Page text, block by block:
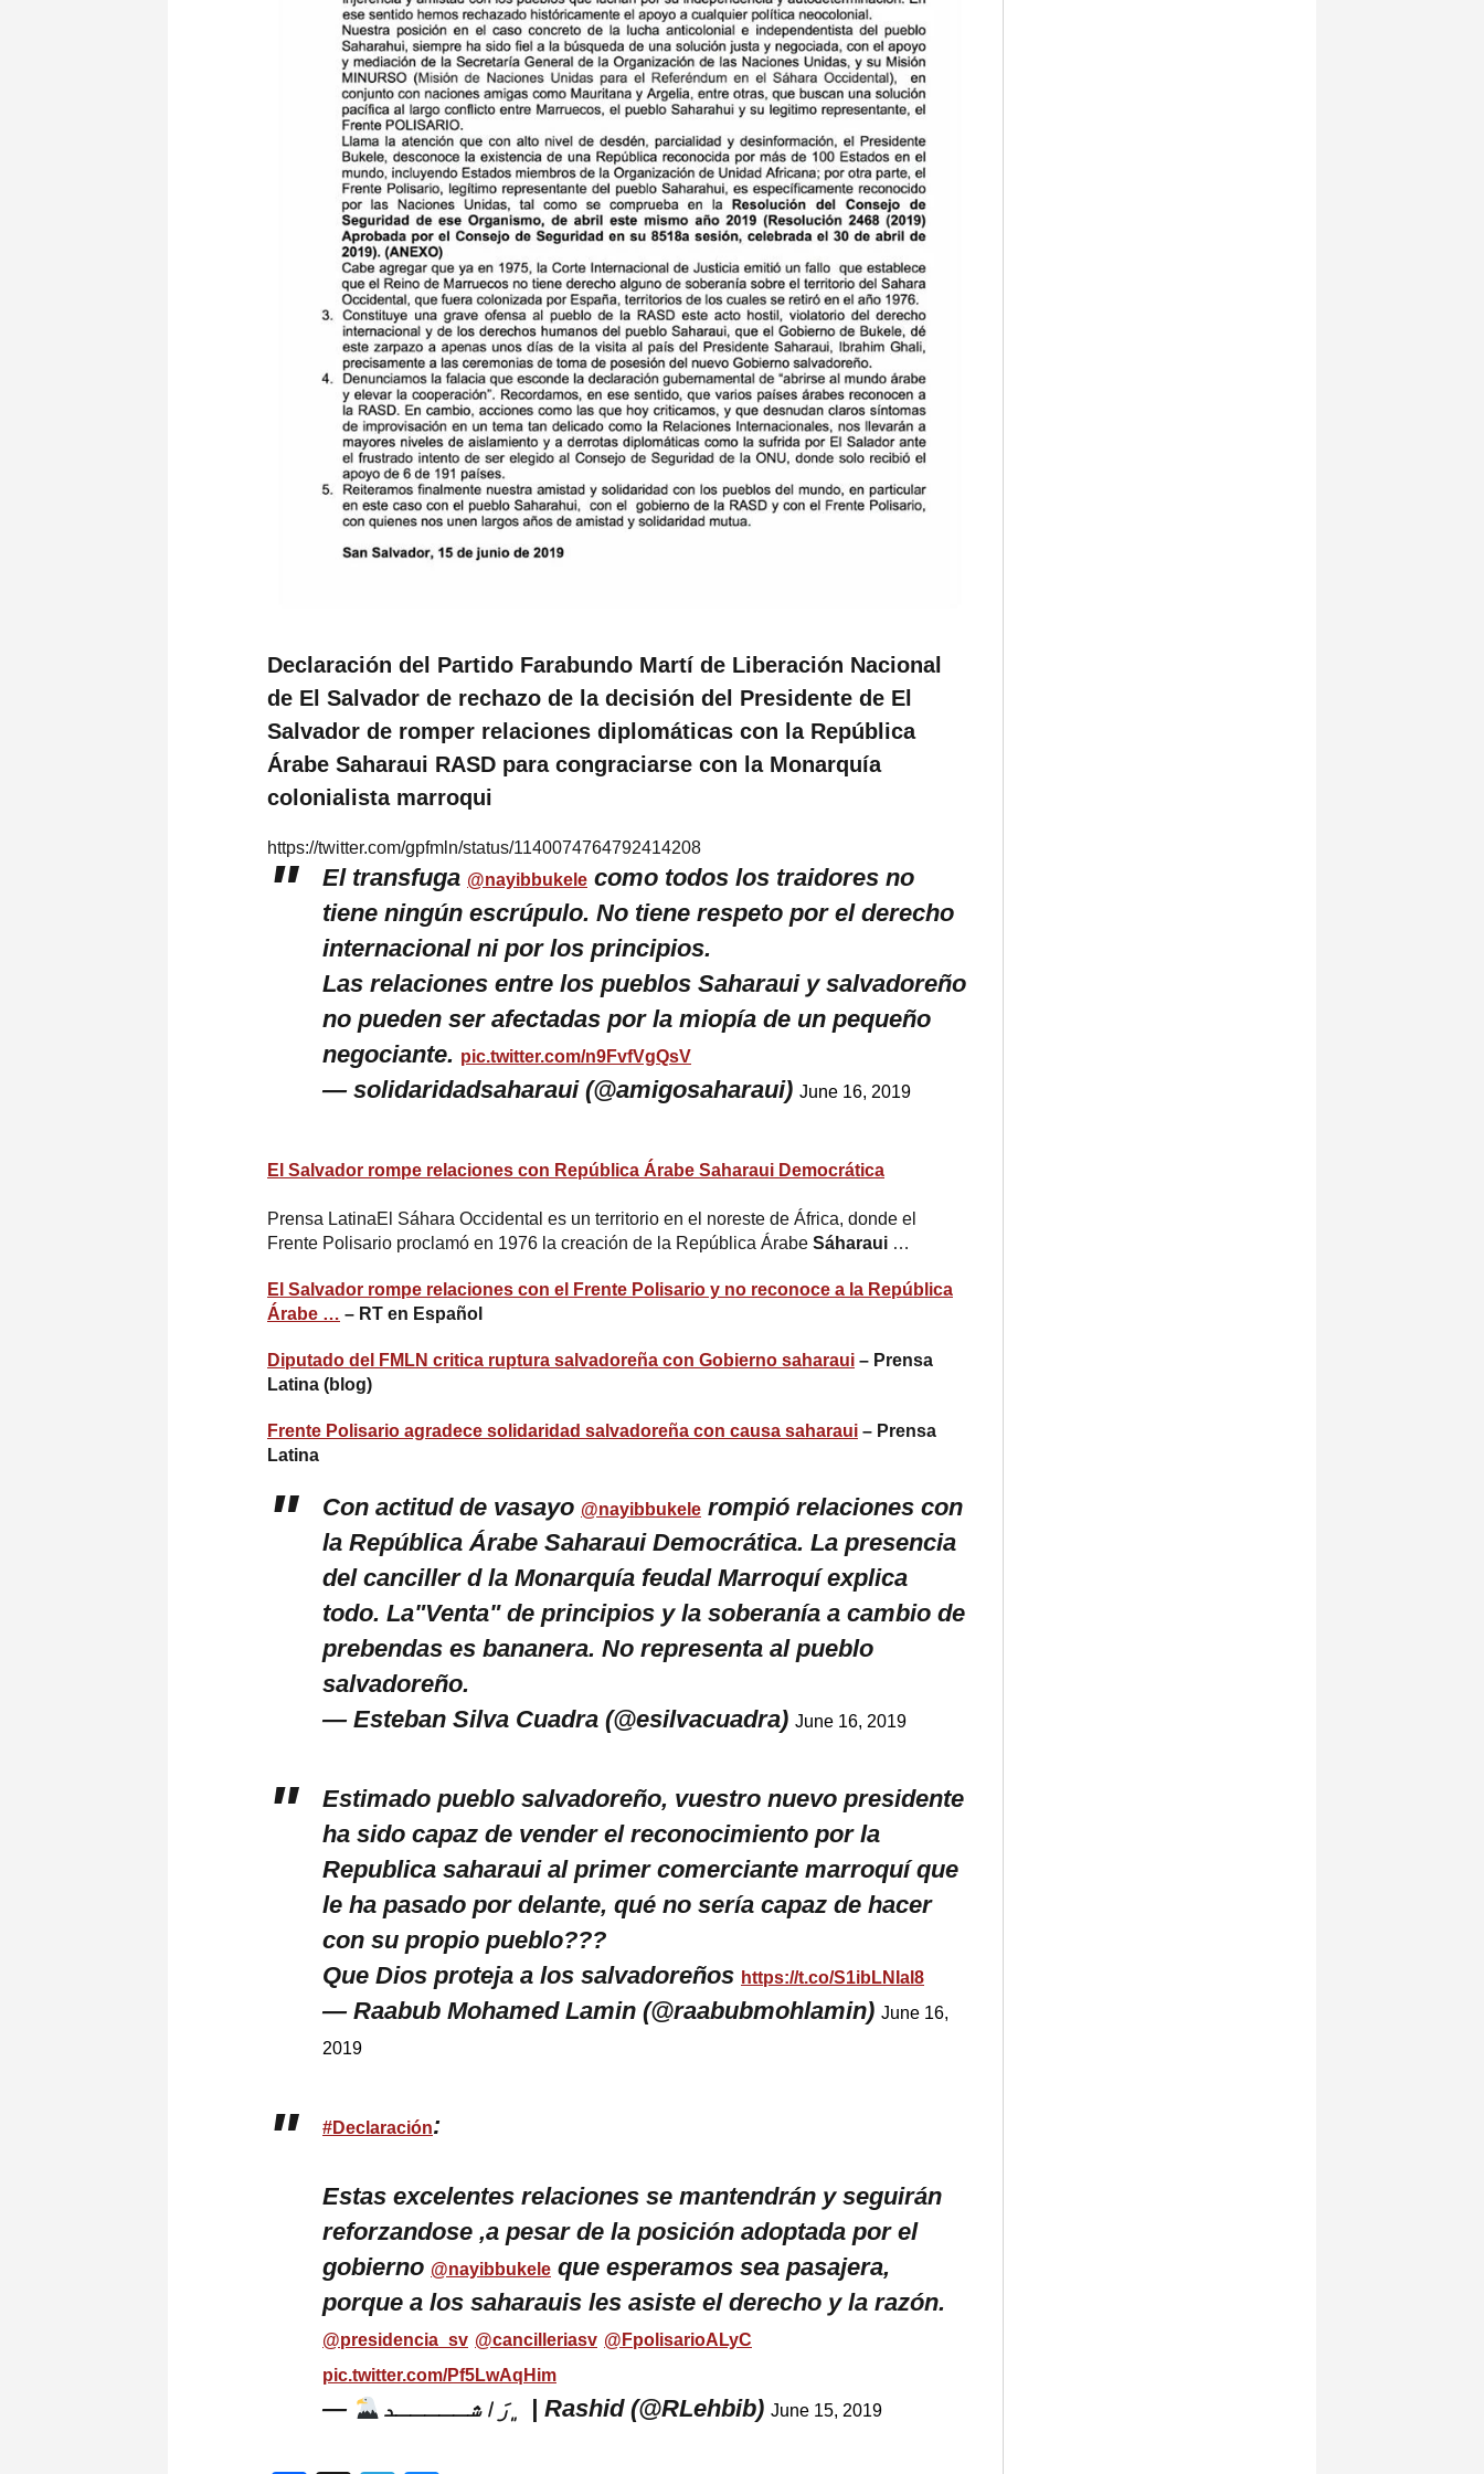
Declaración del Partido Farabundo Martí de Liberación Nacional
de El Salvador de rechazo de la decisión del Presidente de El
Salvador de romper relaciones diplomáticas con la República
Árabe Saharaui RASD para congraciarse con la Monarquía
colonialista marroqui
https://twitter.com/gpfmln/status/1140074764792414208
El transfuga @nayibbukele como todos los traidores no
tiene ningún escrúpulo. No tiene respeto por el derecho
internacional ni por los principios.
Las relaciones entre los pueblos Saharaui y salvadoreño
no pueden ser afectadas por la miopía de un pequeño
negociante. pic.twitter.com/n9FvfVgQsV
— solidaridadsaharaui (@amigosaharaui) June 16, 2019
El Salvador rompe relaciones con República Árabe Saharaui Democrática
Prensa LatinaEl Sáhara Occidental es un territorio en el noreste de África, donde el
Frente Polisario proclamó en 1976 la creación de la República Árabe Sáharaui …
El Salvador rompe relaciones con el Frente Polisario y no reconoce a la República
Árabe … – RT en Español
Diputado del FMLN critica ruptura salvadoreña con Gobierno saharaui – Prensa
Latina (blog)
Frente Polisario agradece solidaridad salvadoreña con causa saharaui – Prensa
Latina
Con actitud de vasayo @nayibbukele rompió relaciones con
la República Árabe Saharaui Democrática. La presencia
del canciller d la Monarquía feudal Marroquí explica
todo. La"Venta" de principios y la soberanía a cambio de
prebendas es bananera. No representa al pueblo
salvadoreño.
— Esteban Silva Cuadra (@esilvacuadra) June 16, 2019
Estimado pueblo salvadoreño, vuestro nuevo presidente
ha sido capaz de vender el reconocimiento por la
Republica saharaui al primer comerciante marroquí que
le ha pasado por delante, qué no sería capaz de hacer
con su propio pueblo???
Que Dios proteja a los salvadoreños https://t.co/S1ibLNIal8
— Raabub Mohamed Lamin (@raabubmohlamin) June 16,
2019
#Declaración:
Estas excelentes relaciones se mantendrán y seguirán
reforzandose ,a pesar de la posición adoptada por el
gobierno @nayibbukele que esperamos sea pasajera,
porque a los saharauis les asiste el derecho y la razón.
@presidencia_sv @cancilleriasv @FpolisarioALyC
pic.twitter.com/Pf5LwAqHim
— ﮼رَاشـــــد | Rashid (@RLehbib)June 15, 2019